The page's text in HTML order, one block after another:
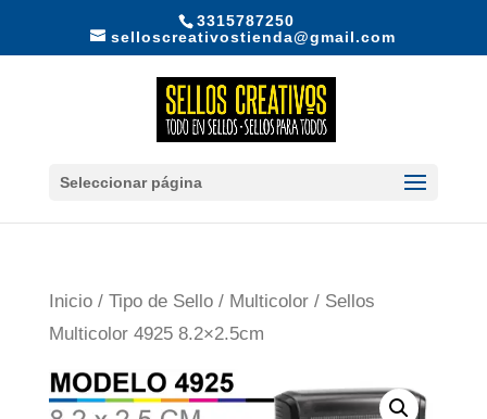
3315787250
selloscreativostienda@gmail.com
Seleccionar página
Inicio/ Tipo de Sello/ Multicolor/ Sellos
Multicolor 4925 8.2×2.5cm